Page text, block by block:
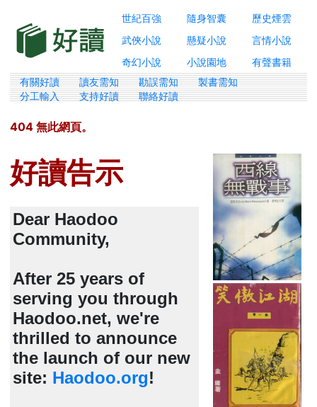
世紀百強 隨身智囊
歷史煙雲
武俠小說
懸疑小說
言情小說
奇幻小說
小說園地 有聲書籍
有關好讀 讀友需知 勘誤需知
製書需知
分工輸入
支持好讀 聯絡好讀
404 無此網頁。
好讀告示
Dear Haodoo
Community,
After 25 years of
serving you through
Haodoo.net, we're
thrilled to announce
the launch of our new
site: Haodoo.org!